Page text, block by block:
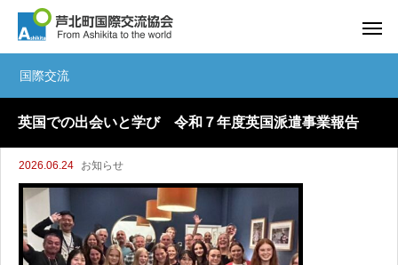
国際交流
英国での出会いと学び 令和７年度英国派遣事業報告
2026.06.24 お知らせ